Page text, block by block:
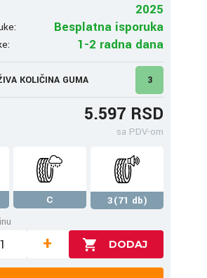
2025
Besplatna isporuka
1-2 radna dana
KOLIČINA GUMA 3
5.597 RSD
sa PDV-om
C
3(71 db)
+